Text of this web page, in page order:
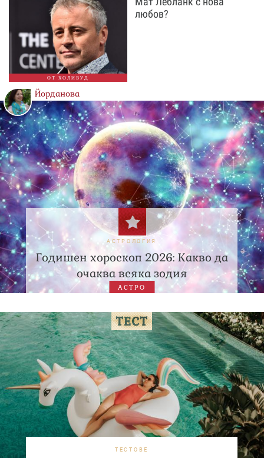
ОТ ХОЛИВУД
любов?
Йорданова
АСТРОЛОГИЯ
Годишен хороскоп 2026: Какво да
очаква всяка зодия
АСТРО
ТЕСТОВЕ